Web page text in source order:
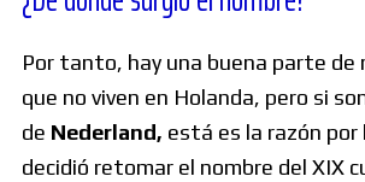
Por tanto, hay una buena parte de
que no viven en Holanda, pero si
de Nederland, está es la razón por
decidió retomar el nombre del XIX